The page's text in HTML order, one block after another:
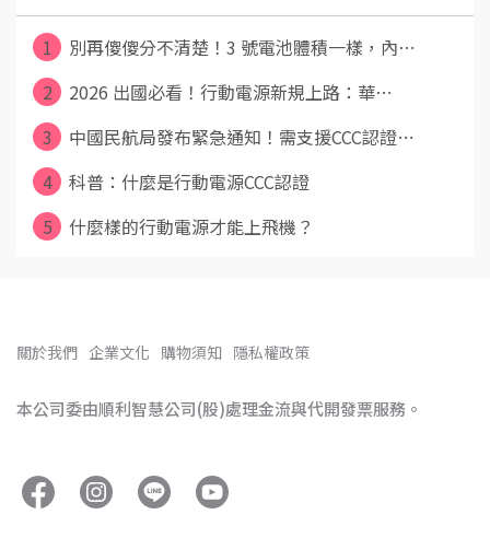
1
別再傻傻分不清楚！3 號電池體積一樣，內⋯
2
2026 出國必看！行動電源新規上路：華⋯
3
中國民航局發布緊急通知！需支援CCC認證⋯
4
科普：什麼是行動電源CCC認證
5
什麼樣的行動電源才能上飛機？
關於我們 企業文化 購物須知 隱私權政策
本公司委由順利智慧公司(股)處理金流與代開發票服務。